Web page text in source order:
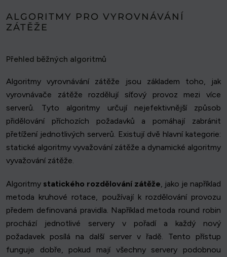
ALGORITMY PRO VYROVNÁVÁNÍ
ZÁTĚŽE
Přehled běžných algoritmů
Algoritmy vyrovnávání zátěže jsou základem toho, jak
vyrovnávače zátěže rozdělují síťový provoz mezi více
serverů. Tyto algoritmy určují nejefektivnější způsob
přidělování příchozích požadavků a pomáhají zabránit
přetížení jednotlivých serverů. Existují dvě hlavní kategorie:
statické algoritmy vyvažování zátěže a dynamické algoritmy
vyvažování zátěže.
Algoritmy statického rozdělování zátěže, jako je například
metoda kruhové rotace, používají k rozdělování provozu
předem definovaná pravidla. Například metoda round robin
prochází jednotlivé servery v pořadí a každý nový
požadavek posílá na další server v řadě. Tento přístup
funguje dobře, pokud mají všechny servery podobnou